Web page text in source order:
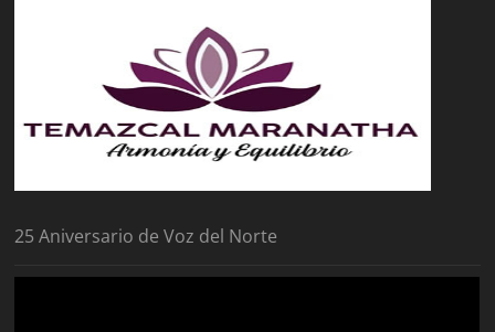
25 Aniversario de Voz del Norte